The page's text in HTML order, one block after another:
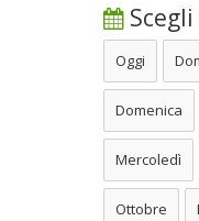
Oggi
Domenica
Mercoledì
Ottobre